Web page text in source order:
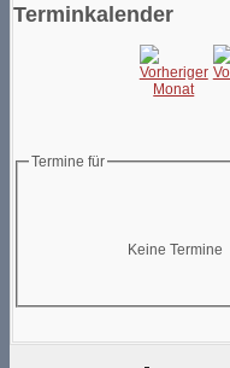
Terminkalender
Termine für
Keine Termine